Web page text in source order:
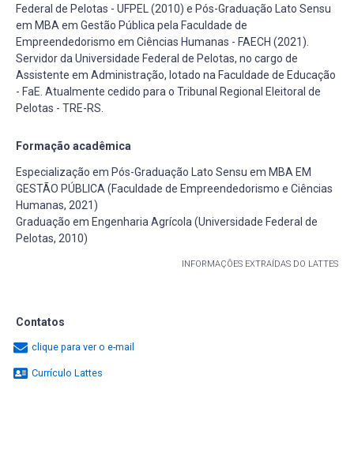
Federal de Pelotas - UFPEL (2010) e Pós-Graduação Lato Sensu
em MBA em Gestão Pública pela Faculdade de
Empreendedorismo em Ciências Humanas - FAECH (2021).
Servidor da Universidade Federal de Pelotas, no cargo de
Assistente em Administração, lotado na Faculdade de Educação
- FaE. Atualmente cedido para o Tribunal Regional Eleitoral de
Pelotas - TRE-RS.
Formação acadêmica
Especialização em Pós-Graduação Lato Sensu em MBA EM
GESTÃO PÚBLICA (Faculdade de Empreendedorismo e Ciências
Humanas, 2021)
Graduação em Engenharia Agrícola (Universidade Federal de
Pelotas, 2010)
INFORMAÇÕES EXTRAÍDAS DO LATTES
Contatos
clique para ver o e-mail
Currículo Lattes